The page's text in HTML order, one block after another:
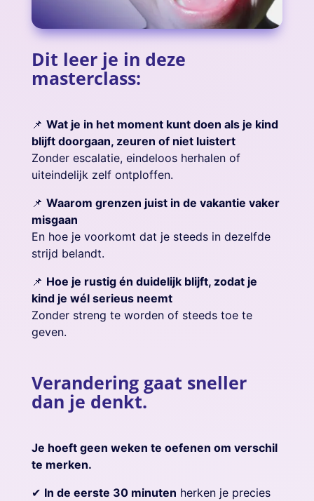
Dit leer je in deze
masterclass:
📌 Wat je in het moment kunt doen als je kind
blijft doorgaan, zeuren of niet luistert
Zonder escalatie, eindeloos herhalen of
uiteindelijk zelf ontploffen.
📌 Waarom grenzen juist in de vakantie vaker
misgaan
En hoe je voorkomt dat je steeds in dezelfde
strijd belandt.
📌 Hoe je rustig én duidelijk blijft, zodat je
kind je wél serieus neemt
Zonder streng te worden of steeds toe te
geven.
Verandering gaat sneller
dan je denkt.
Je hoeft geen weken te oefenen om verschil
te merken.
✔ In de eerste 30 minuten herken je precies